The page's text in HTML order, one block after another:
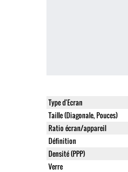
Type d'Ecran
Taille (Diagonale, Pouces)
Ratio écran/appareil
Définition
Densité (PPP)
Verre